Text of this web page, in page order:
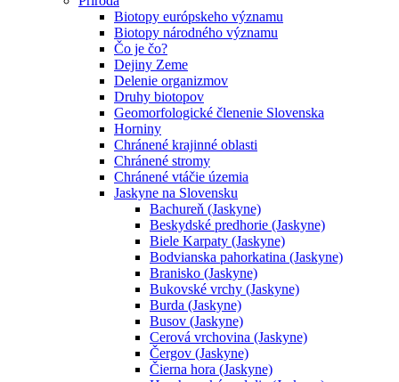
Biotopy európskeho významu
Biotopy národného významu
Čo je čo?
Dejiny Zeme
Delenie organizmov
Druhy biotopov
Geomorfologické členenie Slovenska
Horniny
Chránené krajinné oblasti
Chránené stromy
Chránené vtáčie územia
Jaskyne na Slovensku
Bachureň (Jaskyne)
Beskydské predhorie (Jaskyne)
Biele Karpaty (Jaskyne)
Bodvianska pahorkatina (Jaskyne)
Branisko (Jaskyne)
Bukovské vrchy (Jaskyne)
Burda (Jaskyne)
Busov (Jaskyne)
Cerová vrchovina (Jaskyne)
Čergov (Jaskyne)
Čierna hora (Jaskyne)